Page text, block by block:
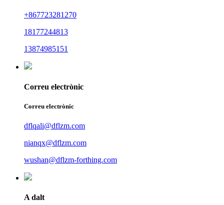
+867723281270
18177244813
13874985151
Correu electrònic
Correu electrònic
dflqali@dflzm.com
nianqx@dflzm.com
wushan@dflzm-forthing.com
A dalt